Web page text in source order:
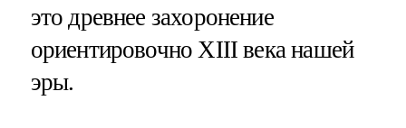
это древнее захоронение
ориентировочно XIII века нашей
эры.